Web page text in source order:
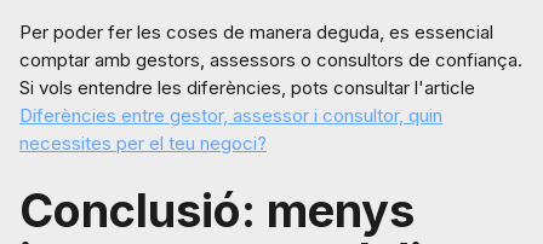
Per poder fer les coses de manera deguda, es essencial
comptar amb gestors, assessors o consultors de confiança.
Si vols entendre les diferències, pots consultar l'article
Diferències entre gestor, assessor i consultor, quin
necessites per el teu negoci?
Conclusió: menys